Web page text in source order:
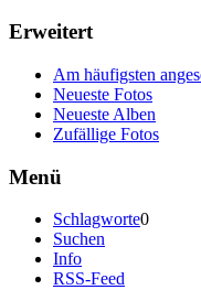
Erweitert
Am häufigsten
Neueste Fotos
Neueste Alben
Zufällige Fotos
Menü
Schlagworte0
Suchen
Info
RSS-Feed